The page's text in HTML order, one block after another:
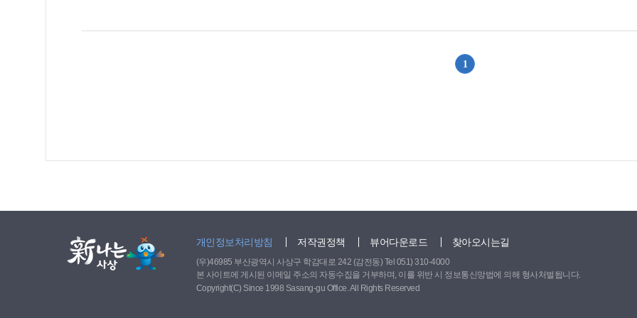
1
개인정보처리방침 저작권정책 뷰어다운로드 찾아오시는길
(우)46985 부산광역시 사상구 학감대로 242 (감전동) Tel 051) 310-4000
본 사이트에 게시된 이메일 주소의 자동수집을 거부하며, 이를 위반 시 정보통신망법에 의해 형사처벌됩니다.
Copyright(C) Since 1998 Sasang-gu Office. All Rights Reserved